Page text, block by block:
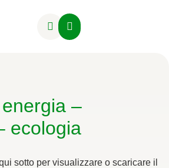
–
ecologia
sotto per visualizzare o scaricare il